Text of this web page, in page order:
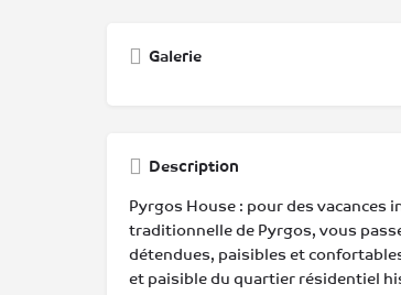
Galerie
Description
Pyrgos House : pour des vacances
traditionnelle de Pyrgos, vous
détendues, paisibles et
et paisible du quartier résidentiel